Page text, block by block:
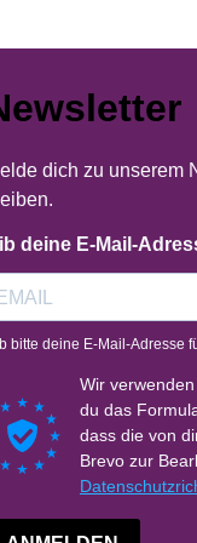
dich zu unserem
deine E-Mail-
bitte deine E-Mail-Adresse
Wir
du das
dass die von
Brevo zur